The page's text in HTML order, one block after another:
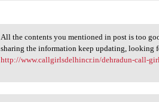
All the contents you
All the contents you mentioned in post is too
sharing the information keep updating, looking
http://www.callgirlsdelhincr.in/dehradun-call-